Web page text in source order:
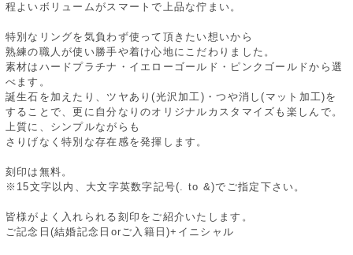
程よいボリュームがスマートで上品な佇まい。
特別なリングを気負わず使って頂きたい想いから
熟練の職人が使い勝手や着け心地にこだわりました。
素材はハードプラチナ・イエローゴールド・ピンクゴールドから選
べます。
誕生石を加えたり、ツヤあり(光沢加工)・つや消し(マット加工)を
することで、更に自分なりのオリジナルカスタマイズも楽しんで。
上質に、シンプルながらも
さりげなく特別な存在感を発揮します。
刻印は無料。
※15文字以内、大文字英数字記号(. to &)でご指定下さい。
皆様がよく入れられる刻印をご紹介いたします。
ご記念日(結婚記念日orご入籍日)+イニシャル